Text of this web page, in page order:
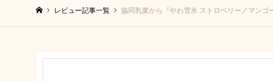
レビュー記事一覧 協同乳業から『やわ雪氷 ストロベリー／マンゴ